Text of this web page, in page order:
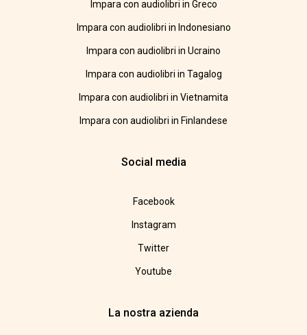
Impara con audiolibri in Greco
Impara con audiolibri in Indonesiano
Impara con audiolibri in Ucraino
Impara con audiolibri in Tagalog
Impara con audiolibri in Vietnamita
Impara con audiolibri in Finlandese
Social media
Facebook
Instagram
Twitter
Youtube
La nostra azienda